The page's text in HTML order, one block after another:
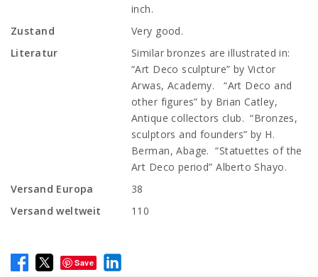
inch.
Zustand
Very good.
Literatur
Similar bronzes are illustrated in:
“Art Deco sculpture” by Victor
Arwas, Academy. “Art Deco and
other figures” by Brian Catley,
Antique collectors club. “Bronzes,
sculptors and founders” by H.
Berman, Abage. “Statuettes of the
Art Deco period” Alberto Shayo.
Versand Europa
38
Versand weltweit
110
Save